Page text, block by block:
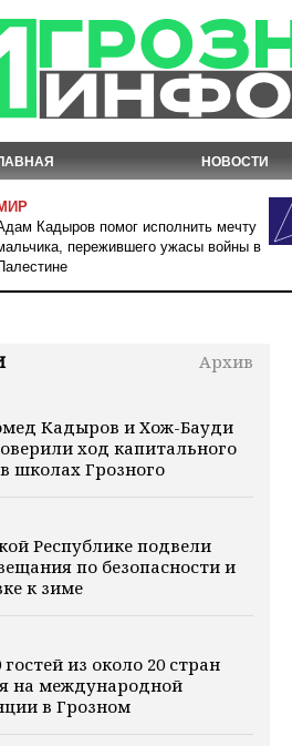
НОВОСТИ
Кадыров помог исполнить мечту
пережившего ужасы войны в
Архив
Кадыров и Хож-Бауди
ход капитального
школах Грозного
Республике подвели
по безопасности и
к зиме
гостей из около 20 стран
на международной
в Грозном